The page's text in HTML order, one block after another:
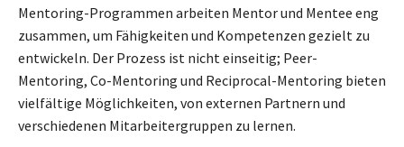
Mentoring-Programmen arbeiten Mentor und Mentee eng
zusammen, um Fähigkeiten und Kompetenzen gezielt zu
entwickeln. Der Prozess ist nicht einseitig; Peer-
Mentoring, Co-Mentoring und Reciprocal-Mentoring bieten
vielfältige Möglichkeiten, von externen Partnern und
verschiedenen Mitarbeitergruppen zu lernen.